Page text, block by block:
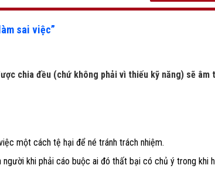
sai việc”
chia đều (chứ không phải vì thiếu kỹ năng) sẽ âm
một cách tệ hại để né tránh trách nhiệm.
khi phải cáo buộc ai đó thất bại có chủ ý trong khi